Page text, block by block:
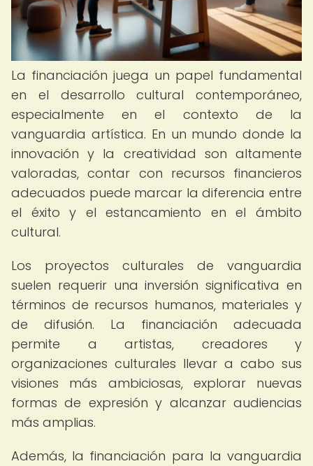
La financiación juega un papel fundamental
en el desarrollo cultural contemporáneo,
especialmente en el contexto de la
vanguardia artística. En un mundo donde la
innovación y la creatividad son altamente
valoradas, contar con recursos financieros
adecuados puede marcar la diferencia entre
el éxito y el estancamiento en el ámbito
cultural.
Los proyectos culturales de vanguardia
suelen requerir una inversión significativa en
términos de recursos humanos, materiales y
de difusión. La financiación adecuada
permite a artistas, creadores y
organizaciones culturales llevar a cabo sus
visiones más ambiciosas, explorar nuevas
formas de expresión y alcanzar audiencias
más amplias.
Además, la financiación para la vanguardia